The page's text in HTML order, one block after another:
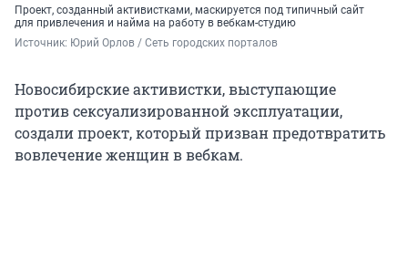
Проект, созданный активистками, маскируется под типичный сайт
для привлечения и найма на работу в вебкам-студию
Источник: Юрий Орлов / Сеть городских порталов
Новосибирские активистки, выступающие
против сексуализированной эксплуатации,
создали проект, который призван предотвратить
вовлечение женщин в вебкам.